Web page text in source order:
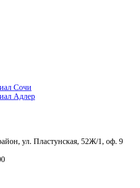
Сочи
Адлер
ул. Пластунская, 52Ж/1, оф. 9